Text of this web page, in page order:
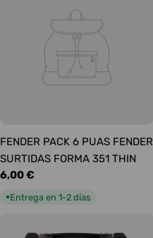
FENDER PACK 6 PUAS FENDER
SURTIDAS FORMA 351 THIN
Precio
6,00 €
●Entrega en 1-2 días